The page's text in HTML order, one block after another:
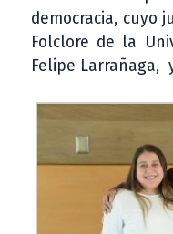
democracia, cuyo
Folclore de la
Felipe Larrañaga,